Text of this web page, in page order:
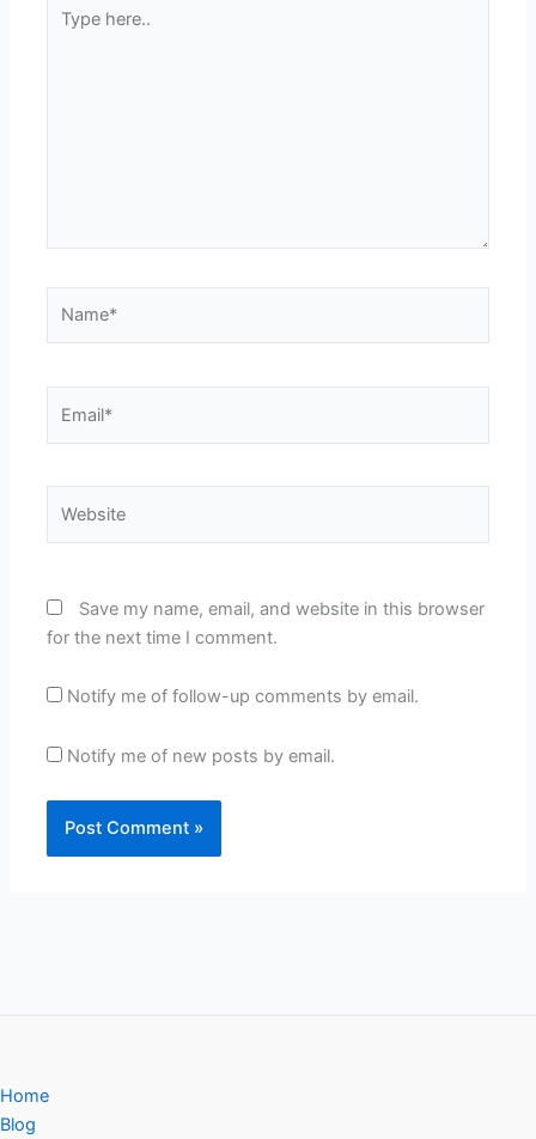
here..
Save my name, email, and website in this browser
for the next time I comment.
Notify me of follow-up comments by email.
Notify me of new posts by email.
Home
Blog